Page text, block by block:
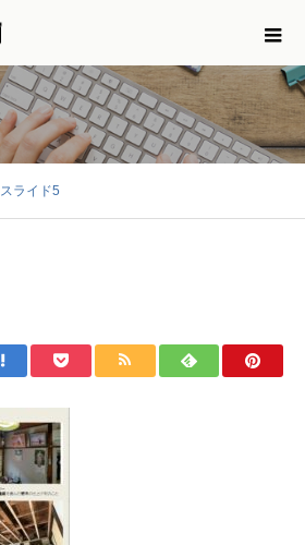
スライド5